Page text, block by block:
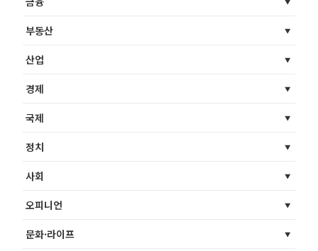
부동산
산업
경제
국제
정치
사회
오피니언
문화·라이프